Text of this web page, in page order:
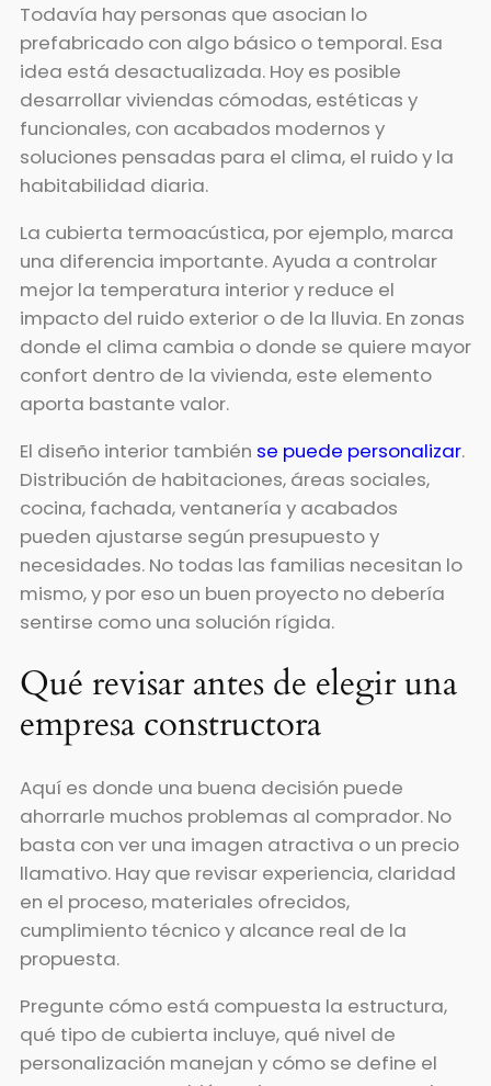
Todavía hay personas que asocian lo
prefabricado con algo básico o temporal. Esa
idea está desactualizada. Hoy es posible
desarrollar viviendas cómodas, estéticas y
funcionales, con acabados modernos y
soluciones pensadas para el clima, el ruido y la
habitabilidad diaria.
La cubierta termoacústica, por ejemplo, marca
una diferencia importante. Ayuda a controlar
mejor la temperatura interior y reduce el
impacto del ruido exterior o de la lluvia. En zonas
donde el clima cambia o donde se quiere mayor
confort dentro de la vivienda, este elemento
aporta bastante valor.
El diseño interior también se puede personalizar.
Distribución de habitaciones, áreas sociales,
cocina, fachada, ventanería y acabados
pueden ajustarse según presupuesto y
necesidades. No todas las familias necesitan lo
mismo, y por eso un buen proyecto no debería
sentirse como una solución rígida.
Qué revisar antes de elegir una
empresa constructora
Aquí es donde una buena decisión puede
ahorrarle muchos problemas al comprador. No
basta con ver una imagen atractiva o un precio
llamativo. Hay que revisar experiencia, claridad
en el proceso, materiales ofrecidos,
cumplimiento técnico y alcance real de la
propuesta.
Pregunte cómo está compuesta la estructura,
qué tipo de cubierta incluye, qué nivel de
personalización manejan y cómo se define el